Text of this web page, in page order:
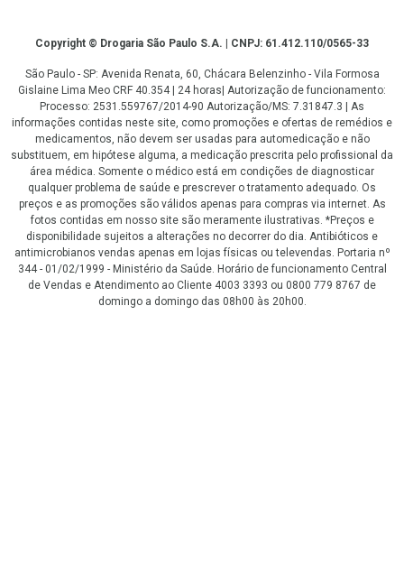
CopyrightCopyright © Drogaria São Paulo S.A. | CNPJ: 61.412.110/0565-33
São Paulo - SP: Avenida Renata, 60, Chácara Belenzinho - Vila Formosa
Gislaine Lima Meo CRF 40.354 | 24 horas| Autorização de funcionamento:
Processo: 2531.559767/2014-90 Autorização/MS: 7.31847.3 | As
informações contidas neste site, como promoções e ofertas de remédios e
medicamentos, não devem ser usadas para automedicação e não
substituem, em hipótese alguma, a medicação prescrita pelo profissional da
área médica. Somente o médico está em condições de diagnosticar
qualquer problema de saúde e prescrever o tratamento adequado. Os
preços e as promoções são válidos apenas para compras via internet. As
fotos contidas em nosso site são meramente ilustrativas. *Preços e
disponibilidade sujeitos a alterações no decorrer do dia. Antibióticos e
antimicrobianos vendas apenas em lojas físicas ou televendas. Portaria nº
344 - 01/02/1999 - Ministério da Saúde. Horário de funcionamento Central
de Vendas e Atendimento ao Cliente 4003 3393 ou 0800 779 8767 de
domingo a domingo das 08h00 às 20h00.